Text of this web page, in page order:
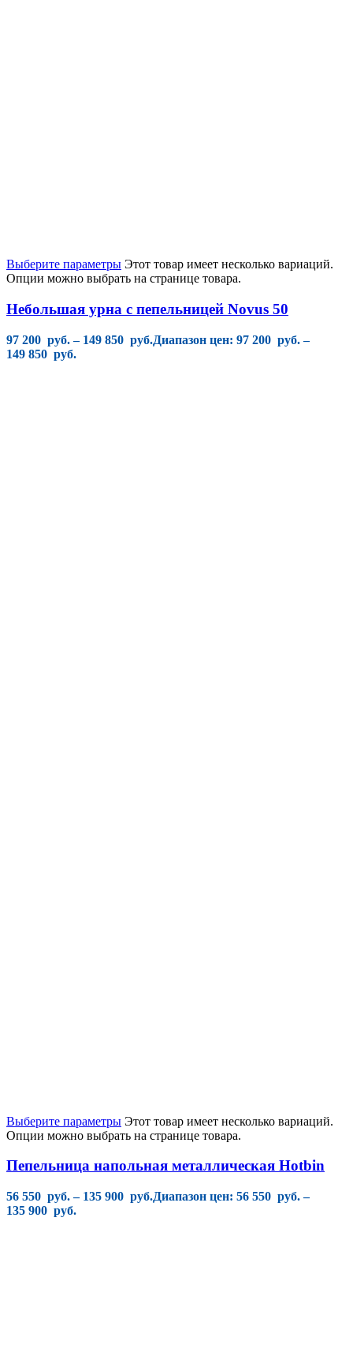
Выберите параметры Этот товар имеет несколько вариаций.
Опции можно выбрать на странице товара.
Небольшая урна с пепельницей Novus 50
97 200 руб. – 149 850 руб.Диапазон цен: 97 200 руб. –
149 850 руб.
Выберите параметры Этот товар имеет несколько вариаций.
Опции можно выбрать на странице товара.
Пепельница напольная металлическая Hotbin
56 550 руб. – 135 900 руб.Диапазон цен: 56 550 руб. –
135 900 руб.